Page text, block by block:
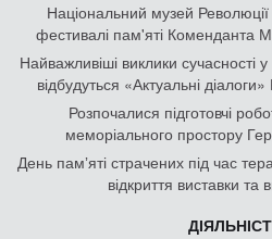
Національний музей Революції
фестивалі пам'яті Коменданта
Найважливіші виклики сучасності у
відбудуться «Актуальні
Розпочалися підготовчі
меморіального простору
День памʼяті страчених під час
відкриття виставки та